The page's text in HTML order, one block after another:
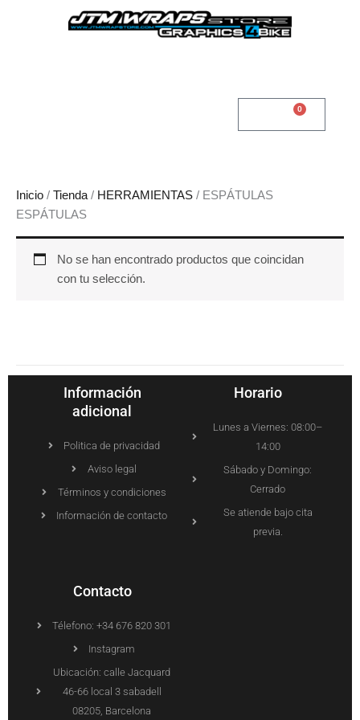
0
Cart
Inicio / Tienda / HERRAMIENTAS / ESPÁTULAS
ESPÁTULAS
No se han encontrado productos que coincidan
con tu selección.
Información
adicional
Politica de privacidad
Aviso legal
Términos y condiciones
Información de contacto
Horario
Lunes a Viernes: 08:00–
14:00
Sábado y Domingo:
Cerrado
Se atiende bajo cita
previa.
Contacto
Télefono: +34 676 820 301
Instagram
Ubicación: calle Jacquard
46-66 local 3 sabadell
08205, Barcelona